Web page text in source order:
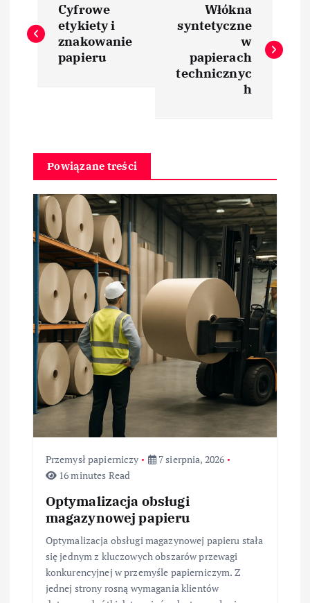
a
c
a
w
p
s
u
Cyfrowe
etykiety i
znakowanie
papieru
Włókna
syntetyczne
w
papierach
technicznyc
h
Powiązane treści
Przemysł papierniczy
7 sierpnia, 2026
16 minutes Read
Optymalizacja obsługi
magazynowej papieru
Optymalizacja obsługi magazynowej papieru stała
się jednym z kluczowych obszarów przewagi
konkurencyjnej w przemyśle papierniczym. Z
jednej strony rosną wymagania klientów